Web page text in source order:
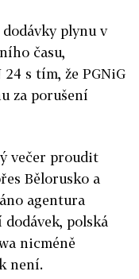
plynu v
času,
s tím, že PGNiG
za porušení
večer proudit
Bělorusko a
agentura
polská
nicméně
není.